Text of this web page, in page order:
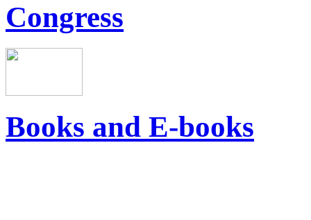
Congress
Books and E-books